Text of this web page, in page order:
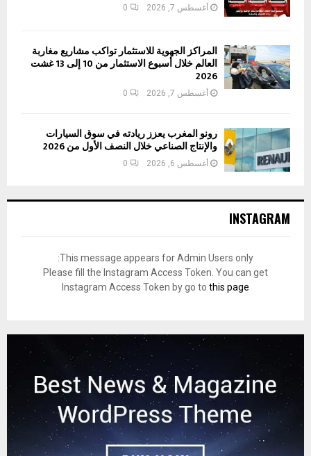
أغسطس 7, 2026 0
المراكز الجهوية للاستثمار تواكب مشاريع مغاربة
العالم خلال أسبوع الاستثمار من 10 إلى 13 غشت
2026
أغسطس 7, 2026 0
رونو المغرب يعزز ريادته في سوق السيارات
والإنتاج الصناعي خلال النصف الأول من 2026
أغسطس 6, 2026 0
INSTAGRAM
This message appears for Admin Users only:
Please fill the Instagram Access Token. You can get
Instagram Access Token by go to this page